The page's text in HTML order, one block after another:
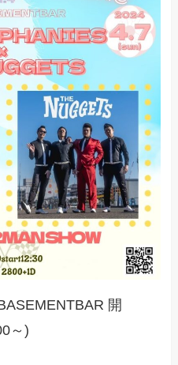
開
～)